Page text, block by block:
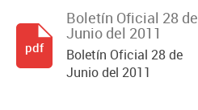
Boletín Oficial 28 de
Junio del 2011
Boletín Oficial 28 de
Junio del 2011
pdf